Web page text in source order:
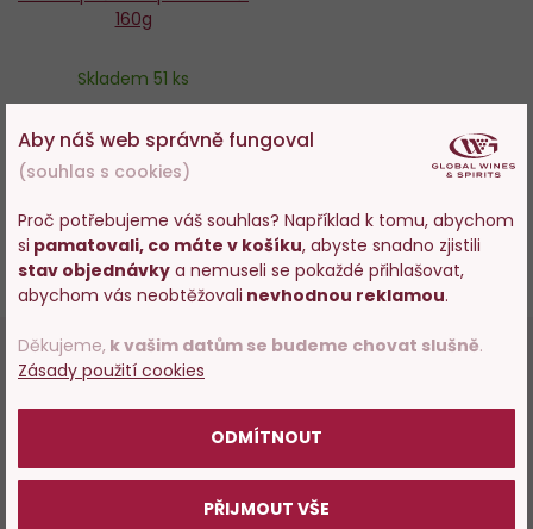
160g
Skladem 51 ks
139 Kč
− +
PŘIKOUPIT
Hodnocení a komentáře (7)
82%
Za každý komentář, který napíšete získáváte 10 Bobulí.
uživatelé.
Aby náš web správně fungoval
(souhlas s cookies)
Proč potřebujeme váš souhlas? Například k tomu, abychom
si pamatovali, co máte v košíku, abyste snadno zjistili
stav objednávky a nemuseli se pokaždé přihlašovat,
abychom vás neobtěžovali nevhodnou reklamou.
Děkujeme, k vašim datům se budeme chovat slušně.
Zásady použití cookies
ODMÍTNOUT
PŘIJMOUT VŠE
Vstupujete na stránky
s prodejem alkoholu. Prosím